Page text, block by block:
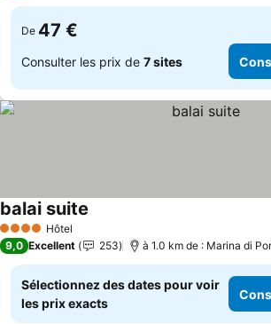
De 47 €
Consulter les prix de 7 sites
4 Étoiles Hôtel
balai suite
9,0 Excellent 253 à 1.0 km de : Marina di
Sélectionnez des dates pour voir
les prix exacts